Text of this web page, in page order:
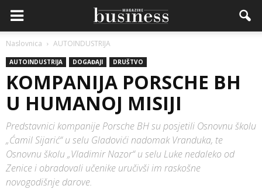
Naslovnica AUTOINDUSTRIJA
AUTOINDUSTRIJA DOGAĐAJI DRUŠTVO
KOMPANIJA PORSCHE BH
U HUMANOJ MISIJI
Predstavnici kompanije Porsche BH su posjetili Osnovnu školu
„Ćamil Sijarić“ u selu Gladovići nadomak Vranduka, te
Osnovnu školu „Vladimir Nazor“ u selu Luke nedaleko od
Zenice i obradovali učenike uručivši im raskošne
novogodišnje darove.